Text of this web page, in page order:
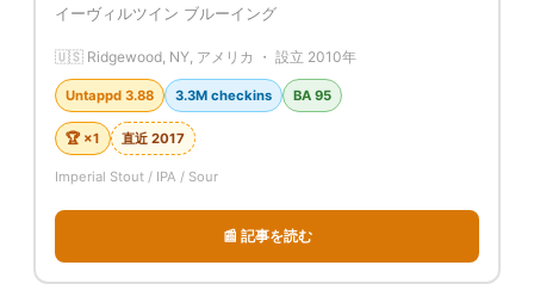
イーヴィルツイン ブルーイング
🇺🇸 Ridgewood, NY, アメリカ ・ 設立 2010年
Untappd 3.88 3.3M checkins BA 95
🏆 ×1 直近 2017
Imperial Stout / IPA / Sour
📰 記事を読む